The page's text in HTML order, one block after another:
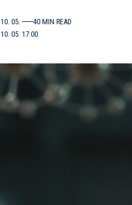
05. 17:00
05. 40 MIN READ